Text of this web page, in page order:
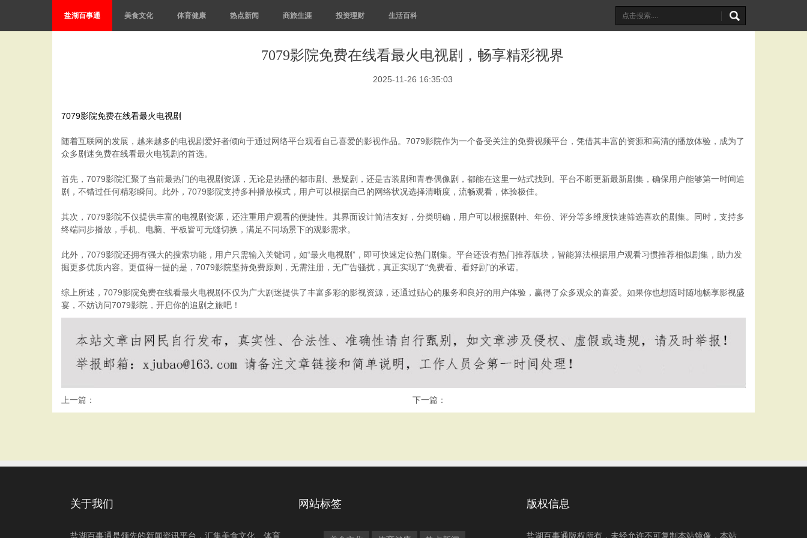
盐湖百事通 美食文化 体育健康 热点新闻 商旅生涯 投资理财 生活百科
7079影院免费在线看最火电视剧，畅享精彩视界
2025-11-26 16:35:03
7079影院免费在线看最火电视剧
随着互联网的发展，越来越多的电视剧爱好者倾向于通过网络平台观看自己喜爱的影视作品。7079影院作为一个备受关注的免费视频平台，凭借其丰富的资源和高清的播放体验，成为了
众多剧迷免费在线看最火电视剧的首选。
首先，7079影院汇聚了当前最热门的电视剧资源，无论是热播的都市剧、悬疑剧，还是古装剧和青春偶像剧，都能在这里一站式找到。平台不断更新最新剧集，确保用户能够第一时间追
剧，不错过任何精彩瞬间。此外，7079影院支持多种播放模式，用户可以根据自己的网络状况选择清晰度，流畅观看，体验极佳。
其次，7079影院不仅提供丰富的电视剧资源，还注重用户观看的便捷性。其界面设计简洁友好，分类明确，用户可以根据剧种、年份、评分等多维度快速筛选喜欢的剧集。同时，支持多
终端同步播放，手机、电脑、平板皆可无缝切换，满足不同场景下的观影需求。
此外，7079影院还拥有强大的搜索功能，用户只需输入关键词，如“最火电视剧”，即可快速定位热门剧集。平台还设有热门推荐版块，智能算法根据用户观看习惯推荐相似剧集，助力发
掘更多优质内容。更值得一提的是，7079影院坚持免费原则，无需注册，无广告骚扰，真正实现了“免费看、看好剧”的承诺。
综上所述，7079影院免费在线看最火电视剧不仅为广大剧迷提供了丰富多彩的影视资源，还通过贴心的服务和良好的用户体验，赢得了众多观众的喜爱。如果你也想随时随地畅享影视盛
宴，不妨访问7079影院，开启你的追剧之旅吧！
上一篇： 下一篇：
关于我们
盐湖百事通是领先的新闻资讯平台，汇集美食文化、体育
网站标签 版权信息
盐湖百事通版权所有，未经允许不可复制本站镜像，本站